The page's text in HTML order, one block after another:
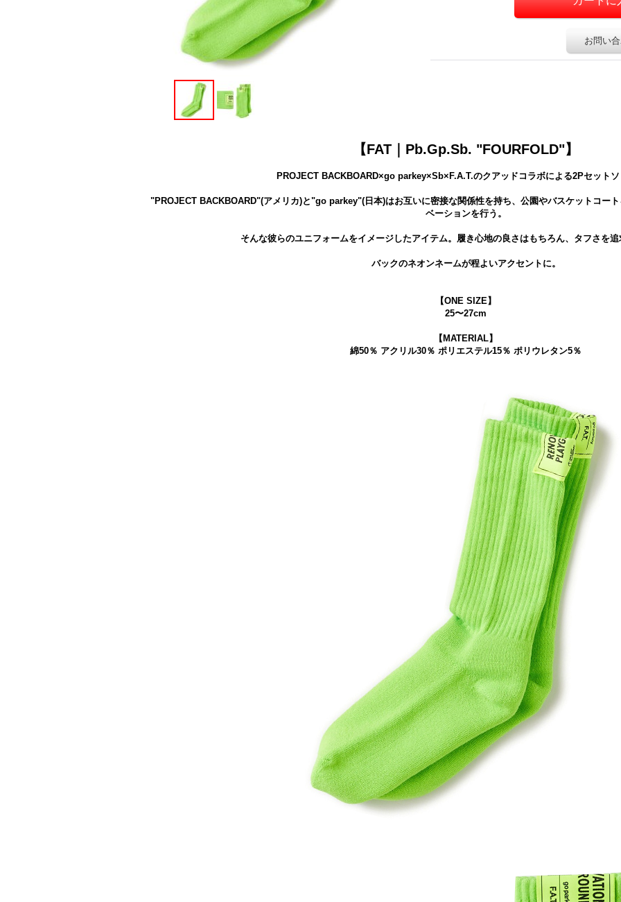
お問い
【FAT｜Pb.Gp.Sb. "FOURFOLD"】
PROJECT BACKBOARD×go parkey×Sb×F.A.T.のクアッドコラボによる2Pセット
"PROJECT BACKBOARD"(アメリカ)と"go parkey"(日本)はお互いに密接な関係性を持ち、公園やバスケットコー
ベーションを行う。
そんな彼らのユニフォームをイメージしたアイテム。履き心地の良さはもちろん、タフさを
バックのネオンネームが程よいアクセントに。
【ONE SIZE】
25〜27cm
【MATERIAL】
綿50％ アクリル30％ ポリエステル15％ ポリウレタン5％